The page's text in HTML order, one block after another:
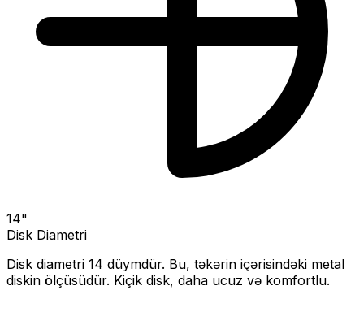
14"
Disk Diametri
Disk diametri 14 düymdür. Bu, təkərin içərisindəki metal
diskin ölçüsüdür. Kiçik disk, daha ucuz və komfortlu.